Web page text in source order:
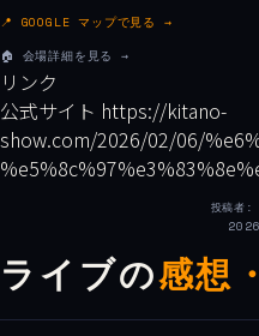
📍 GOOGLE マップで見る →
🏠 会場詳細を見る →
リンク
公式サイト https://kitano-
show.com/2026/02/06/
投稿者
ライブの感想